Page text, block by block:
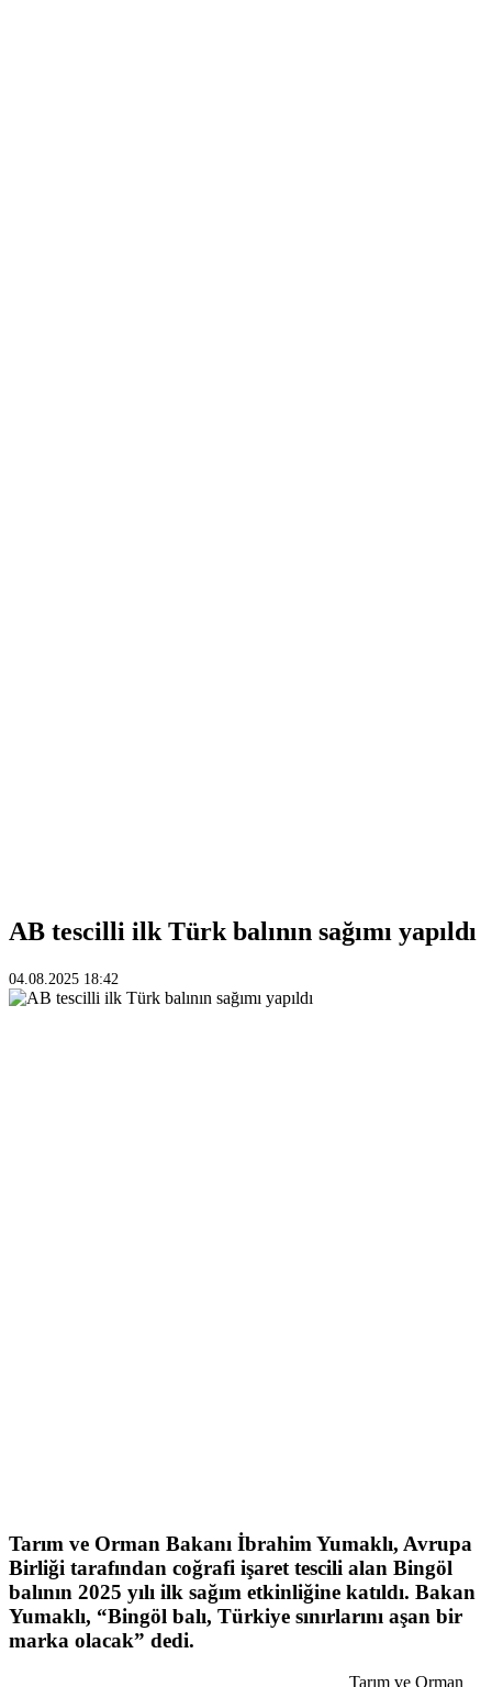
AB tescilli ilk Türk balının sağımı yapıldı
04.08.2025 18:42
Tarım ve Orman Bakanı İbrahim Yumaklı, Avrupa
Birliği tarafından coğrafi işaret tescili alan Bingöl
balının 2025 yılı ilk sağım etkinliğine katıldı. Bakan
Yumaklı, “Bingöl balı, Türkiye sınırlarını aşan bir
marka olacak” dedi.
Tarım ve Orman